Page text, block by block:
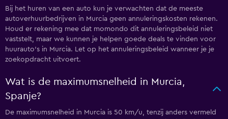
Bij het huren van een auto kun je verwachten dat de meeste
autoverhuurbedrijven in Murcia geen annuleringskosten rekenen.
Houd er rekening mee dat momondo dit annuleringsbeleid niet
vaststelt, maar we kunnen je helpen goede deals te vinden voor
huurauto's in Murcia. Let op het annuleringsbeleid wanneer je je
zoekopdracht uitvoert.
Wat is de maximumsnelheid in Murcia,
Spanje?
De maximumsnelheid in Murcia is 50 km/u, tenzij anders vermeld